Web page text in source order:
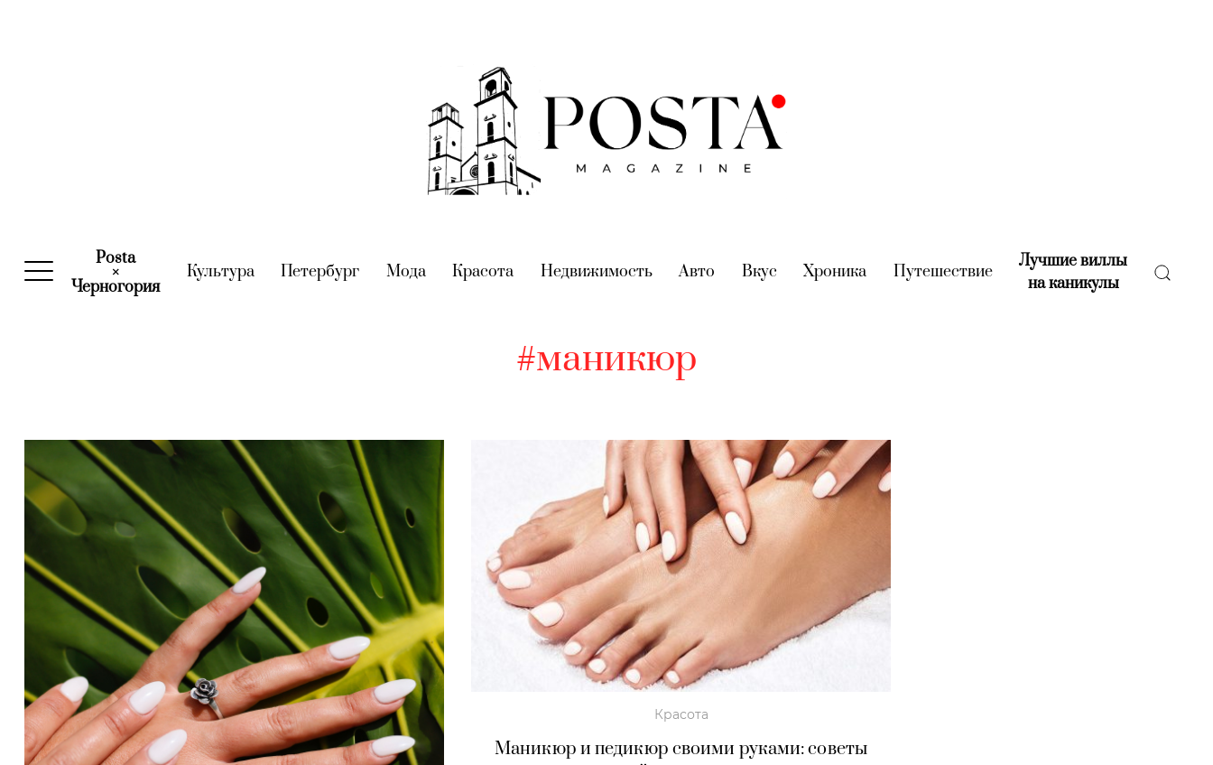
Posta
×
Черногория(current)
Культура(current)
Петербург (current)
Мода(current)
Красота (current)
Недвижимость(current)
Авто (current)
Вкус (current)
Хроника (current)
Путешествие(current)
Лучшие виллы
на каникулы(current)
#маникюр
Красота
Маникюр и педикюр своими руками: советы